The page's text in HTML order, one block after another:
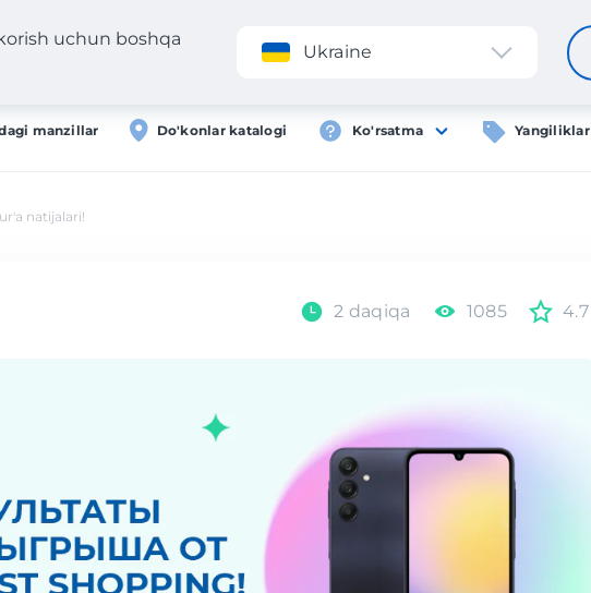
Ilova Roʻyxatdan oʻtish
manzillar Do'konlar katalogi Ko'rsatma Yangiliklar
uchun boshqa
Ukraine
natijalari!
2 daqiqa 1085 4.7